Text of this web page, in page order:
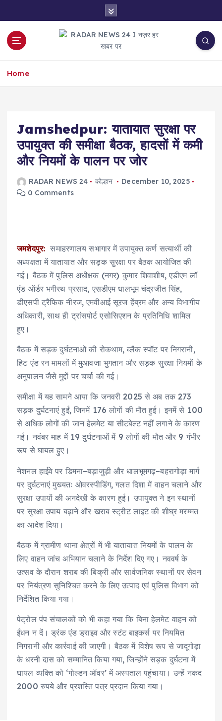
o
Home
Jamshedpur: यातायात सुरक्षा पर
उपायुक्त की समीक्षा बैठक, हादसों में कमी
और नियमों के पालन पर जोर
RADAR NEWS 24 कोल्हान
December 10, 2025
0 Comments
जमशेदपुर: समाहरणालय सभागार में उपायुक्त कर्ण सत्यार्थी की
अध्यक्षता में यातायात और सड़क सुरक्षा पर बैठक आयोजित की
गई। बैठक में पुलिस अधीक्षक (नगर) कुमार शिवाशीष, एडीएम लॉ
एंड ऑर्डर भगीरथ प्रसाद, एसडीएम धालभूम चंद्रजीत सिंह,
डीएसपी ट्रैफिक नीरज, एमवीआई सूरज हेंब्रम और अन्य विभागीय
अधिकारी, साथ ही ट्रांसपोर्ट एसोसिएशन के प्रतिनिधि शामिल
हुए।
बैठक में सड़क दुर्घटनाओं की रोकथाम, ब्लैक स्पॉट पर निगरानी,
हिट एंड रन मामलों में मुआवजा भुगतान और सड़क सुरक्षा नियमों के
अनुपालन जैसे मुद्दों पर चर्चा की गई।
समीक्षा में यह सामने आया कि जनवरी 2025 से अब तक 273
सड़क दुर्घटनाएं हुईं, जिनमें 176 लोगों की मौत हुई। इनमें से 100
से अधिक लोगों की जान हेलमेट या सीटबेल्ट नहीं लगाने के कारण
गई। नवंबर माह में 19 दुर्घटनाओं में 9 लोगों की मौत और 9 गंभीर
रूप से घायल हुए।
नेशनल हाईवे पर डिमना–बड़ाजुड़ी और धालभूमगढ़–बहरागोड़ा मार्ग
पर दुर्घटनाएं मुख्यतः ओवरस्पीडिंग, गलत दिशा में वाहन चलाने और
सुरक्षा उपायों की अनदेखी के कारण हुई। उपायुक्त ने इन स्थानों
पर सुरक्षा उपाय बढ़ाने और खराब स्ट्रीट लाइट की शीघ्र मरम्मत
का आदेश दिया।
बैठक में ग्रामीण थाना क्षेत्रों में भी यातायात नियमों के पालन के
लिए वाहन जांच अभियान चलाने के निर्देश दिए गए। नववर्ष के
उत्सव के दौरान शराब की बिक्री और सार्वजनिक स्थानों पर सेवन
पर नियंत्रण सुनिश्चित करने के लिए उत्पाद एवं पुलिस विभाग को
निर्देशित किया गया।
पेट्रोल पंप संचालकों को भी कहा गया कि बिना हेलमेट वाहन को
ईंधन न दें। ड्रंक एंड ड्राइव और स्टंट बाइकर्स पर नियमित
निगरानी और कार्रवाई की जाएगी। बैठक में विशेष रूप से जादूगोड़ा
के धरनी दास को सम्मानित किया गया, जिन्होंने सड़क दुर्घटना में
घायल व्यक्ति को ‘गोल्डन ऑवर’ में अस्पताल पहुंचाया। उन्हें नकद
2000 रुपये और प्रशस्ति पत्र प्रदान किया गया।